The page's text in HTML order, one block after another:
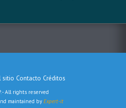
sitio Contacto Créditos
- All rights reserved
maintained by Expert-it